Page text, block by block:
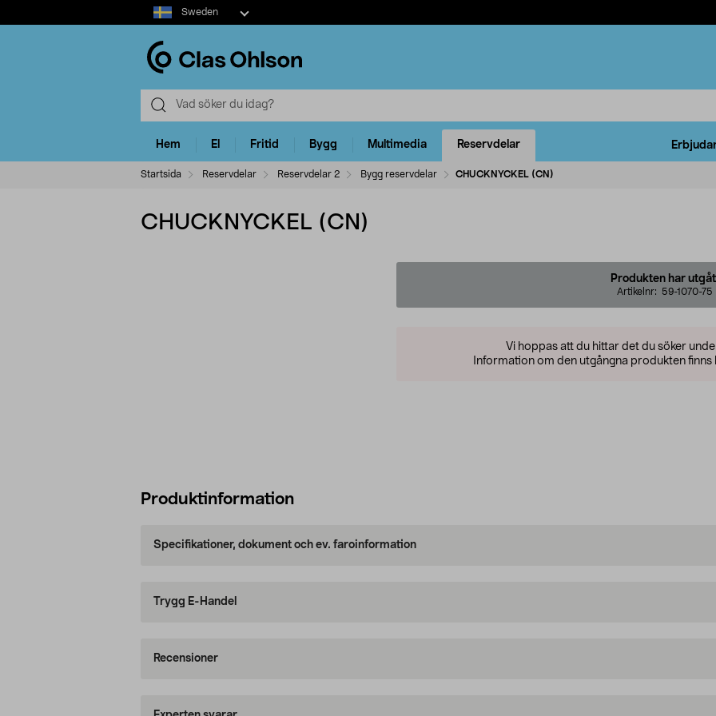
Select
market
Sweden
Hem El Fritid Bygg Multimedia Reservdelar
Startsida Reservdelar Reservdelar 2 Bygg reservdelar CHUCKNYCKEL (CN)
CHUCKNYCKEL (CN)
Produkten har
Artikelnr: 59-1070-75
Vi hoppas att du hittar det du söker
Information om den utgångna produkten finns
Produktinformation
Specifikationer, dokument och ev. faroinformation
Trygg E-Handel
Recensioner